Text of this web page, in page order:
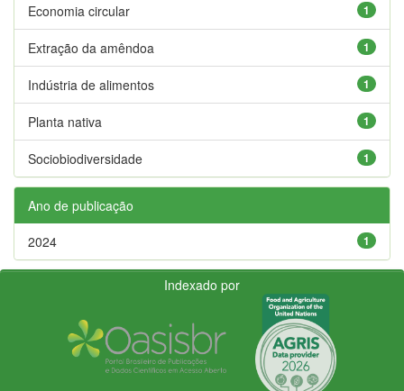
1
Economia circular
1
Extração da amêndoa
1
Indústria de alimentos
1
Planta nativa
1
Sociobiodiversidade
Ano de publicação
1
2024
Indexado por